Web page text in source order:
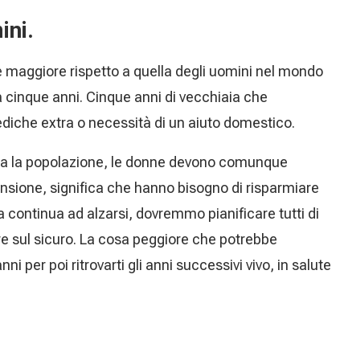
rispetto a quella degli uomini nel mondo
anni. Cinque anni di vecchiaia che
extra o necessità di un aiuto domestico.
la popolazione, le donne devono comunque
significa che hanno bisogno di risparmiare
continua ad alzarsi, dovremmo pianificare tutti di
sul sicuro. La cosa peggiore che potrebbe
per poi ritrovarti gli anni successivi vivo, in salute